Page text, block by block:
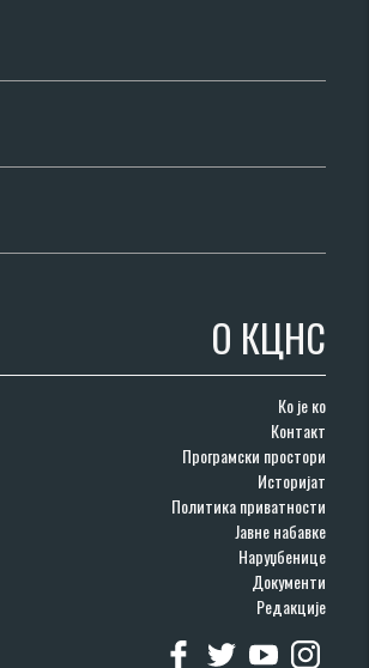
О КЦНС
Ко је ко
Контакт
Програмски простори
Историјат
Политика приватности
Јавне набавке
Наруџбенице
Документи
Редакције